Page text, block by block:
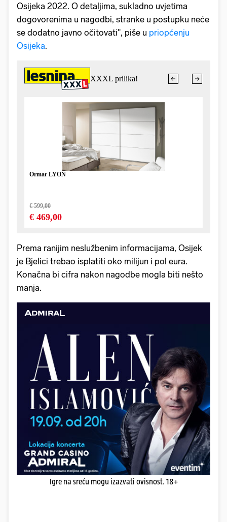
Osijeka 2022. O detaljima, sukladno uvjetima
dogovorenima u nagodbi, stranke u postupku neće
se dodatno javno očitovati", piše u priopćenju
Osijeka.
Prema ranijim neslužbenim informacijama, Osijek
je Bjelici trebao isplatiti oko milijun i pol eura.
Konačna bi cifra nakon nagodbe mogla biti nešto
manja.
Igre na sreću mogu izazvati ovisnost. 18+